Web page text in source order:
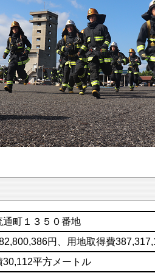
通町１３５０番地
円、用地取得費
30,112平方メートル